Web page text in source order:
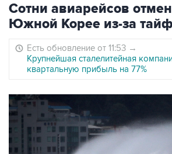
Сотни авиарейсов
Южной Корее из-за
Есть обновление от 11:53 →
Крупнейшая сталелитейная
квартальную прибыль на 77%